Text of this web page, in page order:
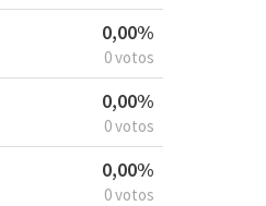
0,00%
0 votos
0,00%
0 votos
0,00%
0 votos